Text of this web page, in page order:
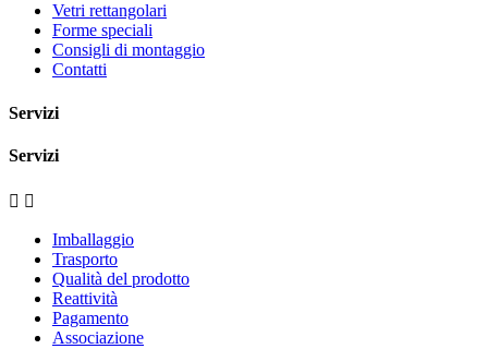
Vetri rettangolari
Forme speciali
Consigli di montaggio
Contatti
Servizi
Servizi
 
Imballaggio
Trasporto
Qualità del prodotto
Reattività
Pagamento
Associazione